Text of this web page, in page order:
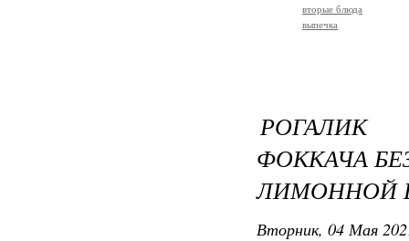
вторые блюда
выпечка
ФОККАЧА
ЛИМОННОЙ
Вторник, 04 Мая